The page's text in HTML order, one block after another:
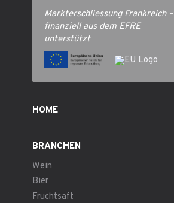
Markterschliessung Frankreich –
finanziell aus dem EFRE
unterstützt
HOME
BRANCHEN
Wein
Bier
Fruchtsaft